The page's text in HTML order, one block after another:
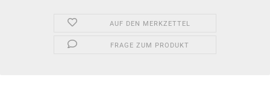
AUF DEN MERKZETTEL
FRAGE ZUM PRODUKT